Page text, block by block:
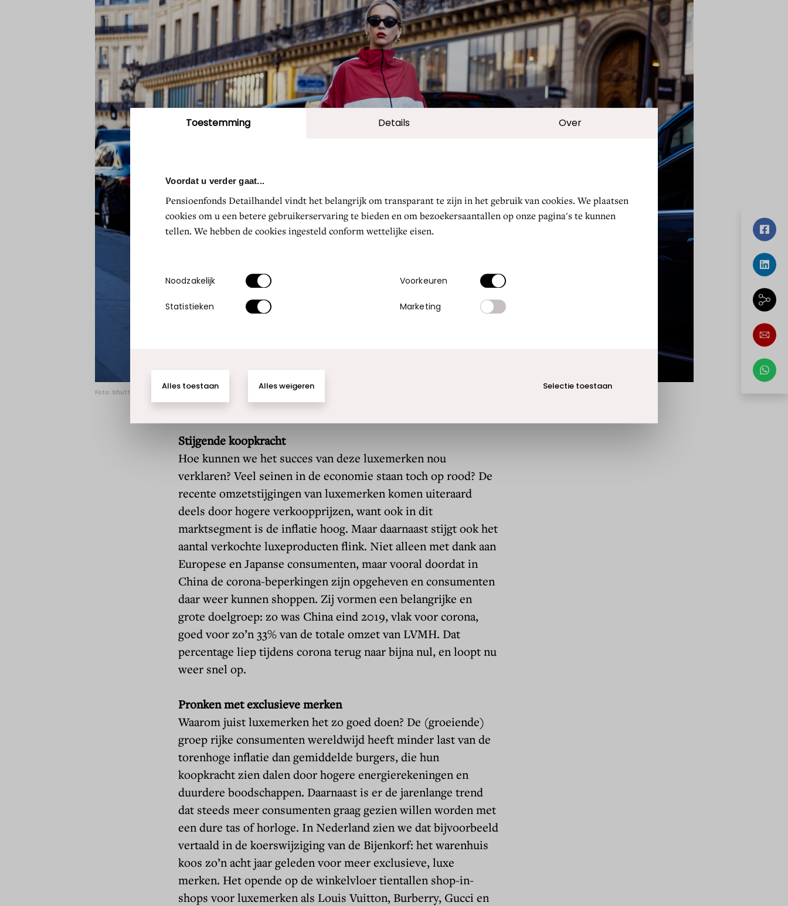
Voordat u verder gaat...
Pensioenfonds Detailhandel vindt het belangrijk om transparant te zijn in het gebruik van cookies. We plaatsen
cookies om u een betere gebruikerservaring te bieden en om bezoekersaantallen op onze pagina's te kunnen
tellen. We hebben de cookies ingesteld conform wettelijke eisen.
Alles weigeren
Alles toestaan
Foto: Shutterstock.
Stijgende koopkracht
Hoe kunnen we het succes van deze luxemerken nou
verklaren? Veel seinen in de economie staan toch op rood? De
recente omzetstijgingen van luxemerken komen uiteraard
deels door hogere verkoopprijzen, want ook in dit
marktsegment is de inflatie hoog. Maar daarnaast stijgt ook het
aantal verkochte luxeproducten flink. Niet alleen met dank aan
Europese en Japanse consumenten, maar vooral doordat in
China de corona-beperkingen zijn opgeheven en consumenten
daar weer kunnen shoppen. Zij vormen een belangrijke en
grote doelgroep: zo was China eind 2019, vlak voor corona,
goed voor zo’n 33% van de totale omzet van LVMH. Dat
percentage liep tijdens corona terug naar bijna nul, en loopt nu
weer snel op.
Pronken met exclusieve merken
Waarom juist luxemerken het zo goed doen? De (groeiende)
groep rijke consumenten wereldwijd heeft minder last van de
torenhoge inflatie dan gemiddelde burgers, die hun
koopkracht zien dalen door hogere energierekeningen en
duurdere boodschappen. Daarnaast is er de jarenlange trend
dat steeds meer consumenten graag gezien willen worden met
een dure tas of horloge. In Nederland zien we dat bijvoorbeeld
vertaald in de koerswijziging van de Bijenkorf: het warenhuis
koos zo’n acht jaar geleden voor meer exclusieve, luxe
merken. Het opende op de winkelvloer tientallen shop-in-
shops voor luxemerken als Louis Vuitton, Burberry, Gucci en